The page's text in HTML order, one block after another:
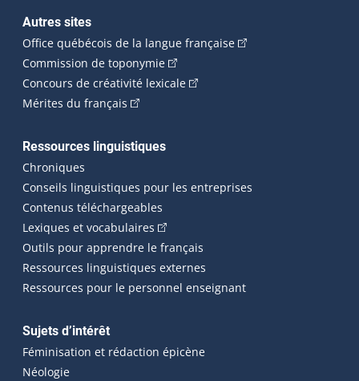
Autres sites
Office québécois de la langue française(Cet hyperlien
Commission de toponymie(Cet hyperlien externe s'ouvrira
Concours de créativité lexicale(Cet hyperlien externe
Mérites du français (Cet hyperlien externe s'ouvrira dans une
Ressources linguistiques
Chroniques
Conseils linguistiques pour les entreprises
Contenus téléchargeables
Lexiques et vocabulaires (Cet hyperlien externe s'ouvrira
Outils pour apprendre le français
Ressources linguistiques externes
Ressources pour le personnel enseignant
Sujets d’intérêt
Féminisation et rédaction épicène
Néologie